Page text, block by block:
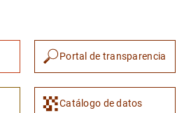
Portal de transparencia
Catálogo de datos